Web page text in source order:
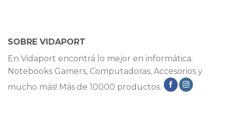
SOBRE VIDAPORT
En Vidaport encontrá lo mejor en informática.
Notebooks Gamers, Computadoras, Accesorios y
mucho más! Más de 10000 productos.